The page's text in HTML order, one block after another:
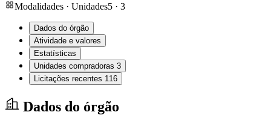
Modalidades · Unidades5 · 3
Dados do órgão
Atividade e valores
Estatísticas
Unidades compradoras 3
Licitações recentes 116
Dados do órgão